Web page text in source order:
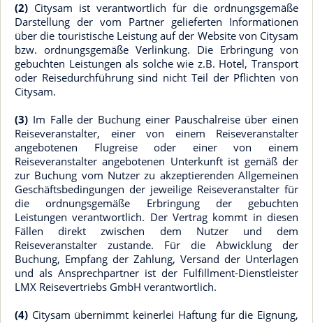
(2) Citysam ist verantwortlich für die ordnungsgemäße
Darstellung der vom Partner gelieferten Informationen
über die touristische Leistung auf der Website von Citysam
bzw. ordnungsgemäße Verlinkung. Die Erbringung von
gebuchten Leistungen als solche wie z.B. Hotel, Transport
oder Reisedurchführung sind nicht Teil der Pflichten von
Citysam.
(3) Im Falle der Buchung einer Pauschalreise über einen
Reiseveranstalter, einer von einem Reiseveranstalter
angebotenen Flugreise oder einer von einem
Reiseveranstalter angebotenen Unterkunft ist gemäß der
zur Buchung vom Nutzer zu akzeptierenden Allgemeinen
Geschäftsbedingungen der jeweilige Reiseveranstalter für
die ordnungsgemäße Erbringung der gebuchten
Leistungen verantwortlich. Der Vertrag kommt in diesen
Fällen direkt zwischen dem Nutzer und dem
Reiseveranstalter zustande. Für die Abwicklung der
Buchung, Empfang der Zahlung, Versand der Unterlagen
und als Ansprechpartner ist der Fulfillment-Dienstleister
LMX Reisevertriebs GmbH verantwortlich.
(4) Citysam übernimmt keinerlei Haftung für die Eignung,